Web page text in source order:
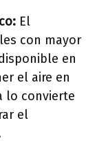
El
con mayor
en
el aire en
lo convierte
el